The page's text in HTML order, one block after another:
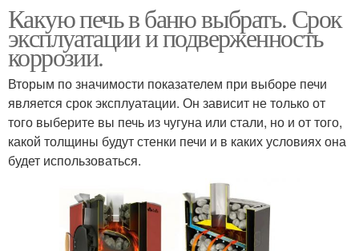
Какую печь в баню выбрать. Срок
эксплуатации и подверженность
коррозии.
Вторым по значимости показателем при выборе печи
является срок эксплуатации. Он зависит не только от
того выберите вы печь из чугуна или стали, но и от того,
какой толщины будут стенки печи и в каких условиях она
будет использоваться.